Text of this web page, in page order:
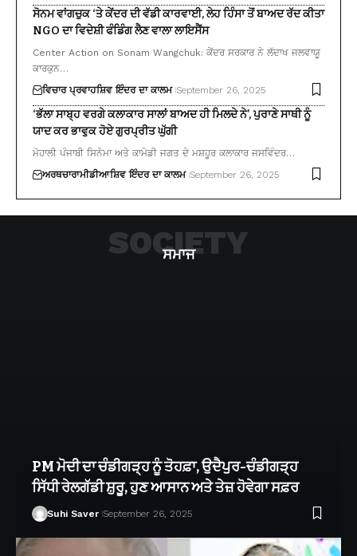
ਸੋਨਮ ਵਾਂਗਚੁਕ ‘ਤੇ ਕੇਂਦਰ ਦੀ ਵੱਡੀ ਕਾਰਵਾਈ, ਲੇਹ ਹਿੰਸਾ ਤੋਂ ਬਾਅਦ ਰੱਦ ਕੀਤਾ
NGO ਦਾ ਵਿਦੇਸ਼ੀ ਫੰਡਿੰਗ ਲੈਣ ਵਾਲਾ ਲਾਇਸੈਂਸ
Center Action on Sonam Wangchuk: ਕੇਂਦਰ ਸਰਕਾਰ ਨੇ ਲੱਦਾਖ ਜਲਵਾਯੂ
ਕਾਰਕੁਨ…
ਵਿਚਾਰ ਪ੍ਰਵਾਹਸ਼ਿਵ ਇੰਦਰ ਦਾ ਕਾਲਮ September 26, 2025
‘ਭੱਲਾ ਸਾਬ੍ਹ ਵਰਗੇ ਕਲਾਕਾਰ ਸਾਲਾਂ ਬਾਅਦ ਹੀ ਮਿਲਦੇ ਨੇ’, ਪੁਰਾਣੇ ਸਾਥੀ ਨੂੰ
ਯਾਦ ਕਰ ਭਾਵੁਕ ਹੋਏ ਗੁਰਪ੍ਰੀਤ ਘੁੱਗੀ
ਮੋਹਾਲੀ ਪੰਜਾਬੀ ਸਿਨੇਮਾ ਅਤੇ ਕਾਮੇਡੀ ਜਗਤ ਦੇ ਮਸ਼ਹੂਰ ਕਲਾਕਾਰ ਜਸਵਿੰਦਰ…
ਅਰਥਚਾਰਾਮੀਡੀਆਸ਼ਿਵ ਇੰਦਰ ਦਾ ਕਾਲਮ September 26, 2025
ਸਮਾਜ
SOCIETY
PM ਮੋਦੀ ਦਾ ਚੰਡੀਗੜ੍ਹ ਨੂੰ ਤੋਹਫ਼ਾ, ਉਦੈਪੁਰ-ਚੰਡੀਗੜ੍ਹ
ਸਿੱਧੀ ਰੇਲਗੱਡੀ ਸ਼ੁਰੂ, ਹੁਣ ਆਸਾਨ ਅਤੇ ਤੇਜ਼ ਹੋਵੇਗਾ ਸਫ਼ਰ
Suhi Saver September 26, 2025